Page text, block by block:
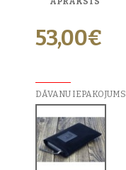
53,00€
DĀVANU IEPAKOJUMS